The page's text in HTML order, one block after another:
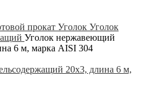
прокат Уголок Уголок
Уголок нержавеющий
6 м, марка AISI 304